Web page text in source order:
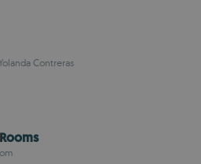
Contreras